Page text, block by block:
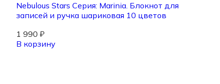
Nebulous Stars Серия: Marinia. Блокнот для
записей и ручка шариковая 10 цветов
1 990 ₽
В корзину